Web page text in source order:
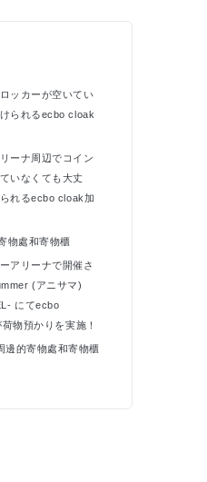
ッカーが空いてい
られるecbo cloak
ーナ周辺でコイン
いなくても大丈
れるecbo cloak加
物處和寄物櫃
アリーナで開催さ
(アニサマ)
にてecbo
物預かりを実施！
邊的寄物處和寄物櫃